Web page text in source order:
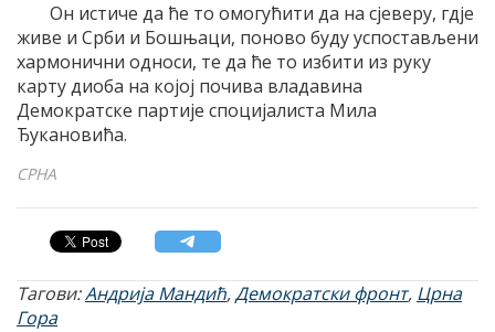
Он истиче да ће то омогућити да на сјеверу, гдје
живе и Срби и Бошњаци, поново буду успостављени
хармонични односи, те да ће то избити из руку
карту диоба на којој почива владавина
Демократске партије споцијалиста Мила
Ђукановића.
СРНА
Тагови:Андрија Мандић,Демократски фронт, Црна
Гора